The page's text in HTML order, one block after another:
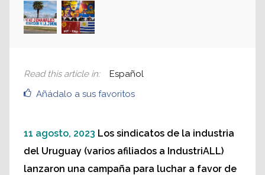
Añádalo a sus favoritos
Read this article in: Español
11 agosto, 2023 Los sindicatos de la industria
del Uruguay (varios afiliados a IndustriALL)
lanzaron una campaña para luchar a favor de